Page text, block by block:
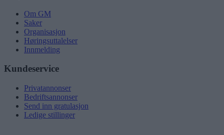
Om GM
Saker
Organisasjon
Høringsuttalelser
Innmelding
Kundeservice
Privatannonser
Bedriftsannonser
Send inn gratulasjon
Ledige stillinger